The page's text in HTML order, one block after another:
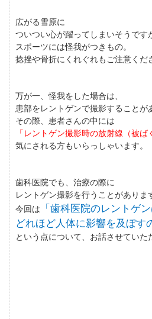
広がる雪原に
ついつい心が躍ってしまいそうです
スポーツには怪我がつきもの。
捻挫や骨折にくれぐれもご注意くだ
万が一、怪我をした場合は、
患部をレントゲンで撮影することが
その際、患者さんの中には
「レントゲン撮影時の放射線（被ば
気にされる方もいらっしゃいます。
歯科医院でも、治療の際に
レントゲン撮影を行うことがありま
今回は 「歯科医院のレントゲ
どれほど人体に影響を及ぼす
という点について、お話させていた